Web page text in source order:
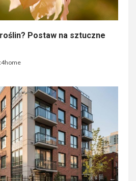
Postaw na sztuczne